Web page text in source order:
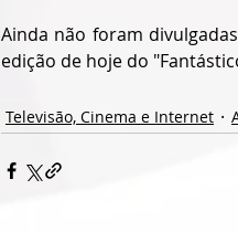
Ainda não foram
edição de hoje do
Televisão, Cinema e Internet